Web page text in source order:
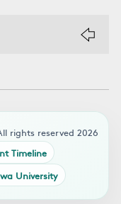
rights reserved 2026
Timeline
University